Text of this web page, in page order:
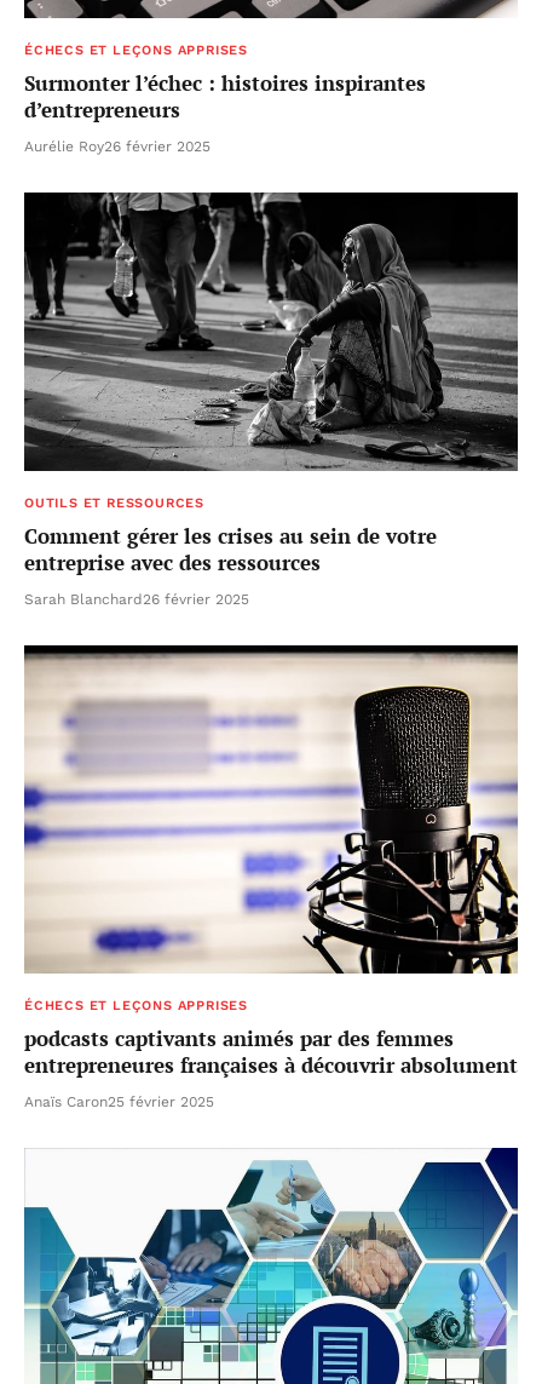
ÉCHECS ET LEÇONS APPRISES
Surmonter l’échec : histoires inspirantes
d’entrepreneurs
Aurélie Roy26 février 2025
OUTILS ET RESSOURCES
Comment gérer les crises au sein de votre
entreprise avec des ressources
Sarah Blanchard 26 février 2025
ÉCHECS ET LEÇONS APPRISES
podcasts captivants animés par des femmes
entrepreneures françaises à découvrir absolument
Anaïs Caron25 février 2025